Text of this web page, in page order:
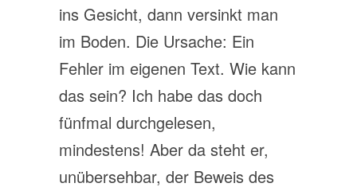
ins Gesicht, dann versinkt man
im Boden. Die Ursache: Ein
Fehler im eigenen Text. Wie kann
das sein? Ich habe das doch
fünfmal durchgelesen,
mindestens! Aber da steht er,
unübersehbar, der Beweis des